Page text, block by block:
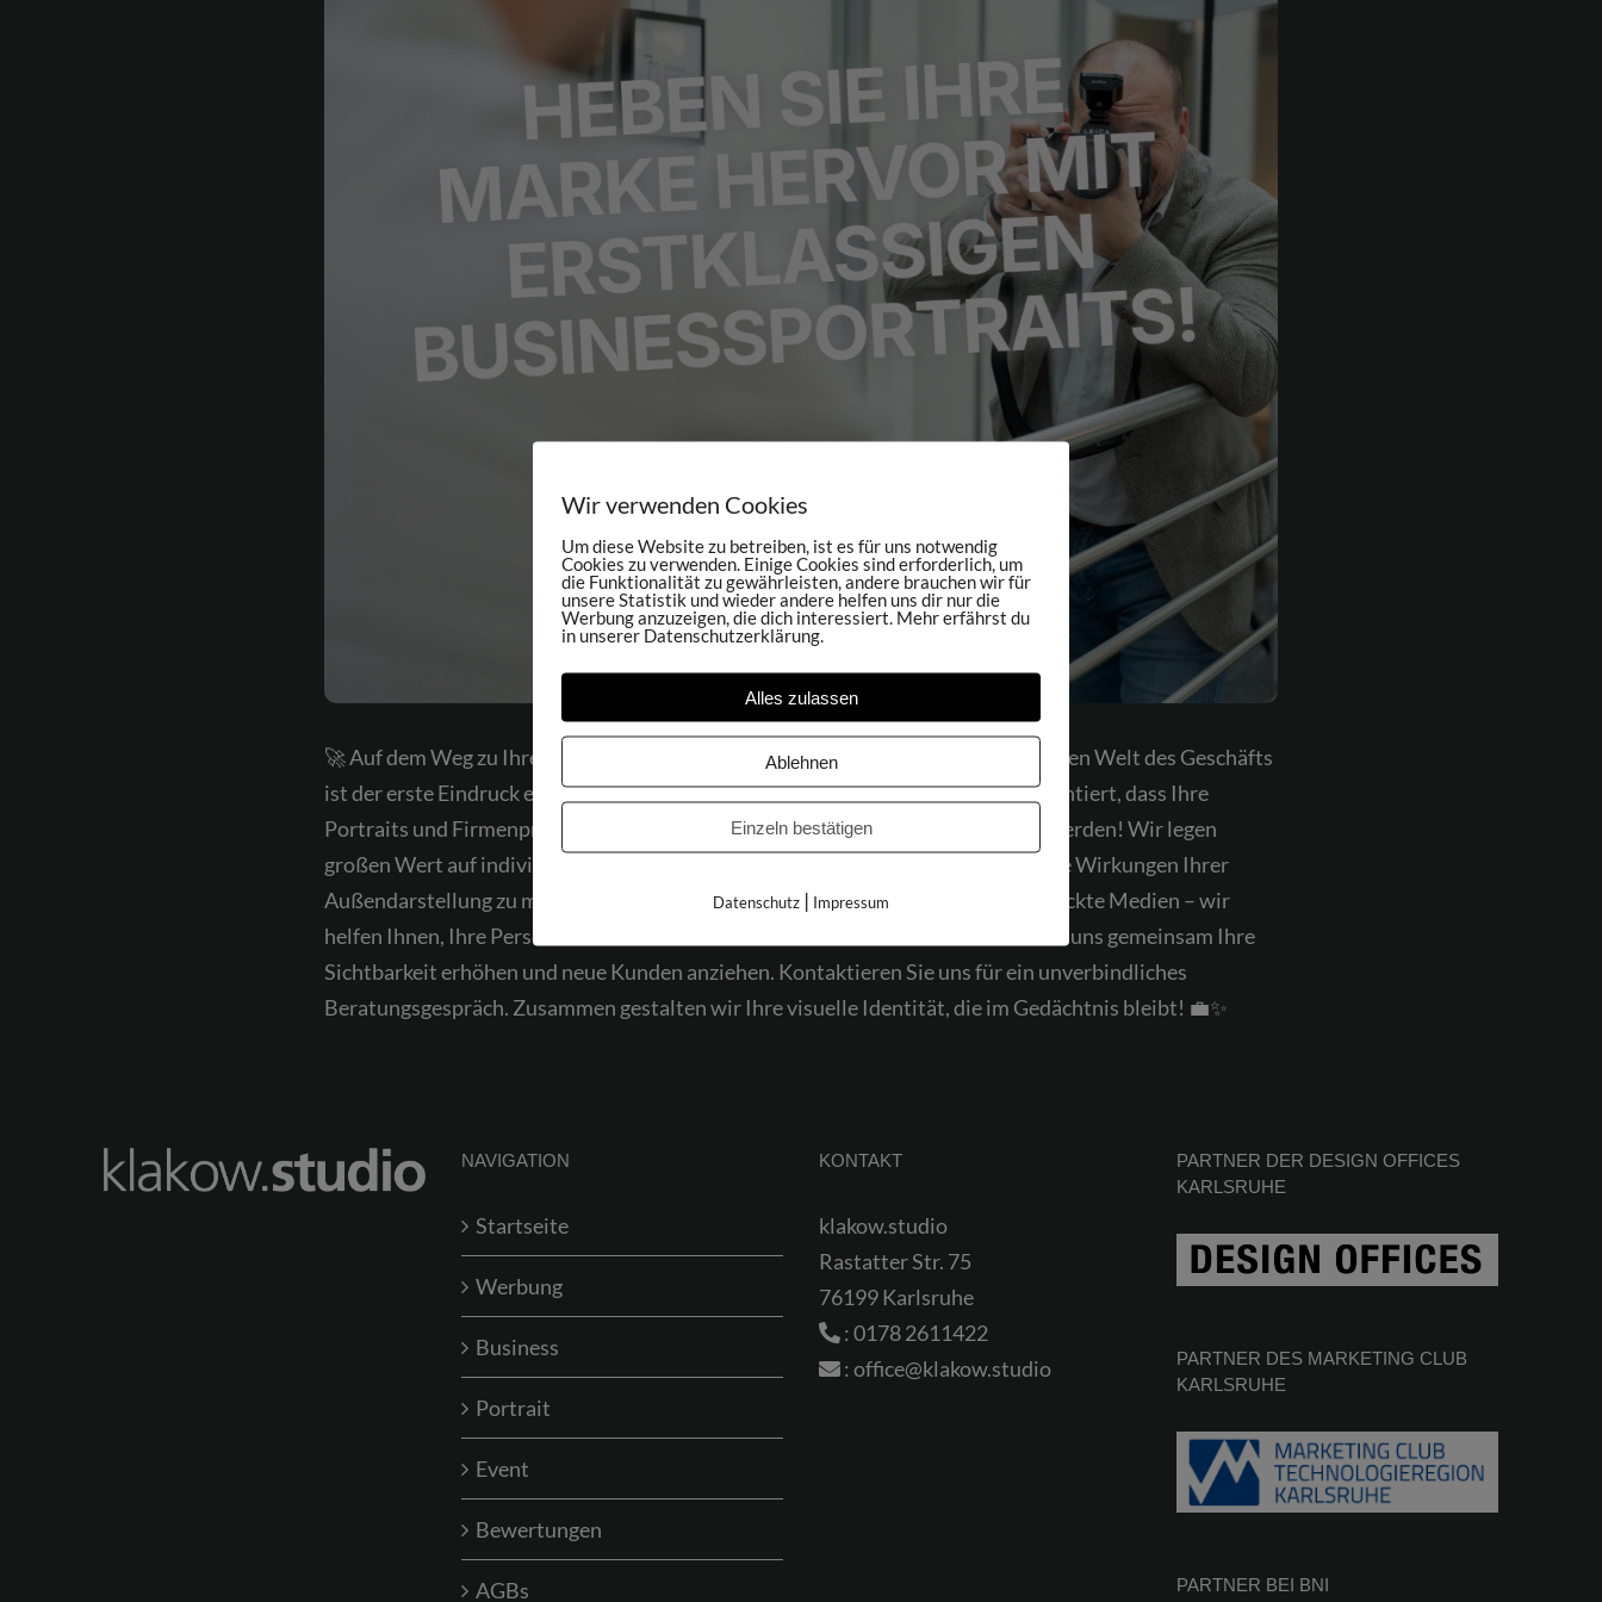
Kostenfreie Erstberatung
🚀 Auf dem Weg zu Ihrer optimalen Geschäftspräsentation! 🌟 In der schnelllebigen Welt des Geschäfts
ist der erste Eindruck entscheidend. Unsere Businessfotografie in Karlsruhe garantiert, dass Ihre
Portraits und Firmenpräsentationen nicht nur sichtbar, sondern unvergesslich werden! Wir legen
großen Wert auf individuelle Lichtsetzung und authentische Inszenierung, um die Wirkungen Ihrer
Außendarstellung zu maximieren. Ob für Ihre Webseite, Social Media oder gedruckte Medien – wir
helfen Ihnen, Ihre Persönlichkeit und Ihre Marke stark hervorzuheben. Lassen Sie uns gemeinsam Ihre
Sichtbarkeit erhöhen und neue Kunden anziehen. Kontaktieren Sie uns für ein unverbindliches
Beratungsgespräch. Zusammen gestalten wir Ihre visuelle Identität, die im Gedächtnis bleibt! 💼✨
NAVIGATION
Startseite
Werbung
Business
Portrait
Event
Bewertungen
AGBs
KONTAKT
klakow.studio
Rastatter Str. 75
76199 Karlsruhe
:0178 2611422
:office@klakow.studio
PARTNER DER DESIGN OFFICES
KARLSRUHE
PARTNER DES MARKETING CLUB
KARLSRUHE
PARTNER BEI BNI
Wir verwenden Cookies
Um diese Website zu betreiben, ist es für uns notwendig
Cookies zu verwenden. Einige Cookies sind erforderlich, um
die Funktionalität zu gewährleisten, andere brauchen wir für
unsere Statistik und wieder andere helfen uns dir nur die
Werbung anzuzeigen, die dich interessiert. Mehr erfährst du
in unserer Datenschutzerklärung.
Alles zulassen
Ablehnen
Einzeln bestätigen
Datenschutz | Impressum